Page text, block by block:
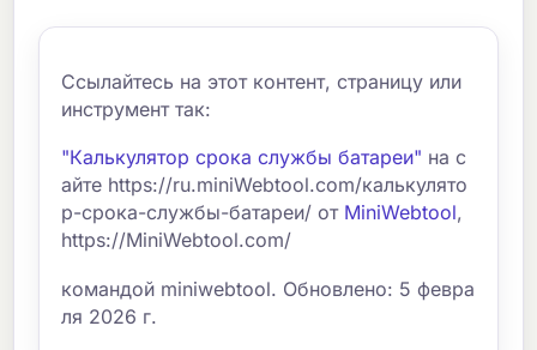
Ссылайтесь на этот контент, страницу или
инструмент так:
"Калькулятор срока службы батареи" на с
айте https://ru.miniWebtool.com/калькулято
р-срока-службы-батареи/ от MiniWebtool,
https://MiniWebtool.com/
командой miniwebtool. Обновлено: 5 февра
ля 2026 г.